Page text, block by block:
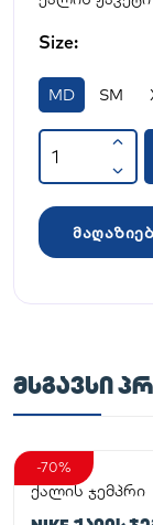
Size:
MD SM
ᲛᲡᲒᲐᲕᲡᲘ
-70%
ქალის ჯემპრი